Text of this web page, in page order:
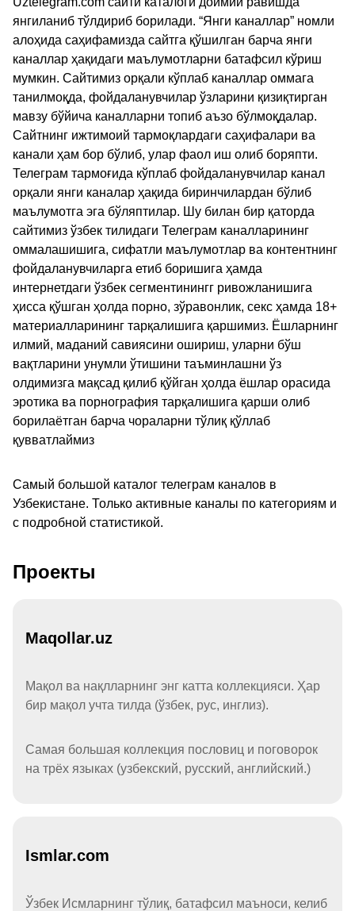
янгиланиб тўлдириб борилади. “Янги каналлар” номли
алоҳида саҳифамизда сайтга қўшилган барча янги
каналлар ҳақидаги маълумотларни батафсил кўриш
мумкин. Сайтимиз орқали кўплаб каналлар оммага
танилмоқда, фойдаланувчилар ўзларини қизиқтирган
мавзу бўйича каналларни топиб аъзо бўлмоқдалар.
Сайтнинг ижтимоий тармоқлардаги саҳифалари ва
канали ҳам бор бўлиб, улар фаол иш олиб боряпти.
Телеграм тармоғида кўплаб фойдаланувчилар канал
орқали янги каналар ҳақида биринчилардан бўлиб
маълумотга эга бўляптилар. Шу билан бир қаторда
сайтимиз ўзбек тилидаги Телеграм каналларининг
оммалашишига, сифатли маълумотлар ва контентнинг
фойдаланувчиларга етиб боришига ҳамда
интернетдаги ўзбек сегментинингг ривожланишига
ҳисса қўшган ҳолда порно, зўравонлик, секс ҳамда 18+
материалларининг тарқалишига қаршимиз. Ёшларнинг
илмий, маданий савиясини ошириш, уларни бўш
вақтларини унумли ўтишини таъминлашни ўз
олдимизга мақсад қилиб қўйган ҳолда ёшлар орасида
эротика ва порнография тарқалишига қарши олиб
борилаётган барча чораларни тўлиқ қўллаб
қувватлаймиз
Самый большой каталог телеграм каналов в
Узбекистане. Только активные каналы по категориям и
с подробной статистикой.
Проекты
Maqollar.uz
Мақол ва нақлларнинг энг катта коллекцияси. Ҳар
бир мақол учта тилда (ўзбек, рус, инглиз).
Самая большая коллекция пословиц и поговорок
на трёх языках (узбекский, русский, английский.)
Ismlar.com
Ўзбек Исмларнинг тўлиқ, батафсил маъноси, келиб